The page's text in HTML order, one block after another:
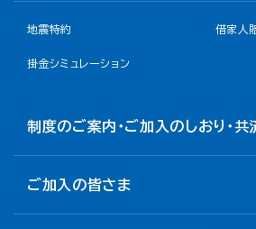
地震特約 借家人
掛金シミュレーション
制度のご案内・ご加入のしおり・
ご加入の皆さま